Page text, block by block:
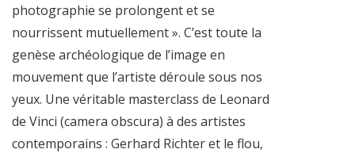
photographie se prolongent et se
nourrissent mutuellement ». C’est toute la
genèse archéologique de l’image en
mouvement que l’artiste déroule sous nos
yeux. Une véritable masterclass de Leonard
de Vinci (camera obscura) à des artistes
contemporains : Gerhard Richter et le flou,